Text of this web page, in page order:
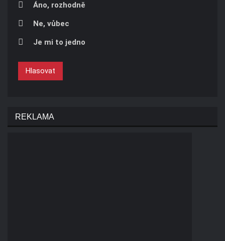
Áno, rozhodně
Ne, vůbec
Je mi to jedno
Hlasovat
REKLAMA